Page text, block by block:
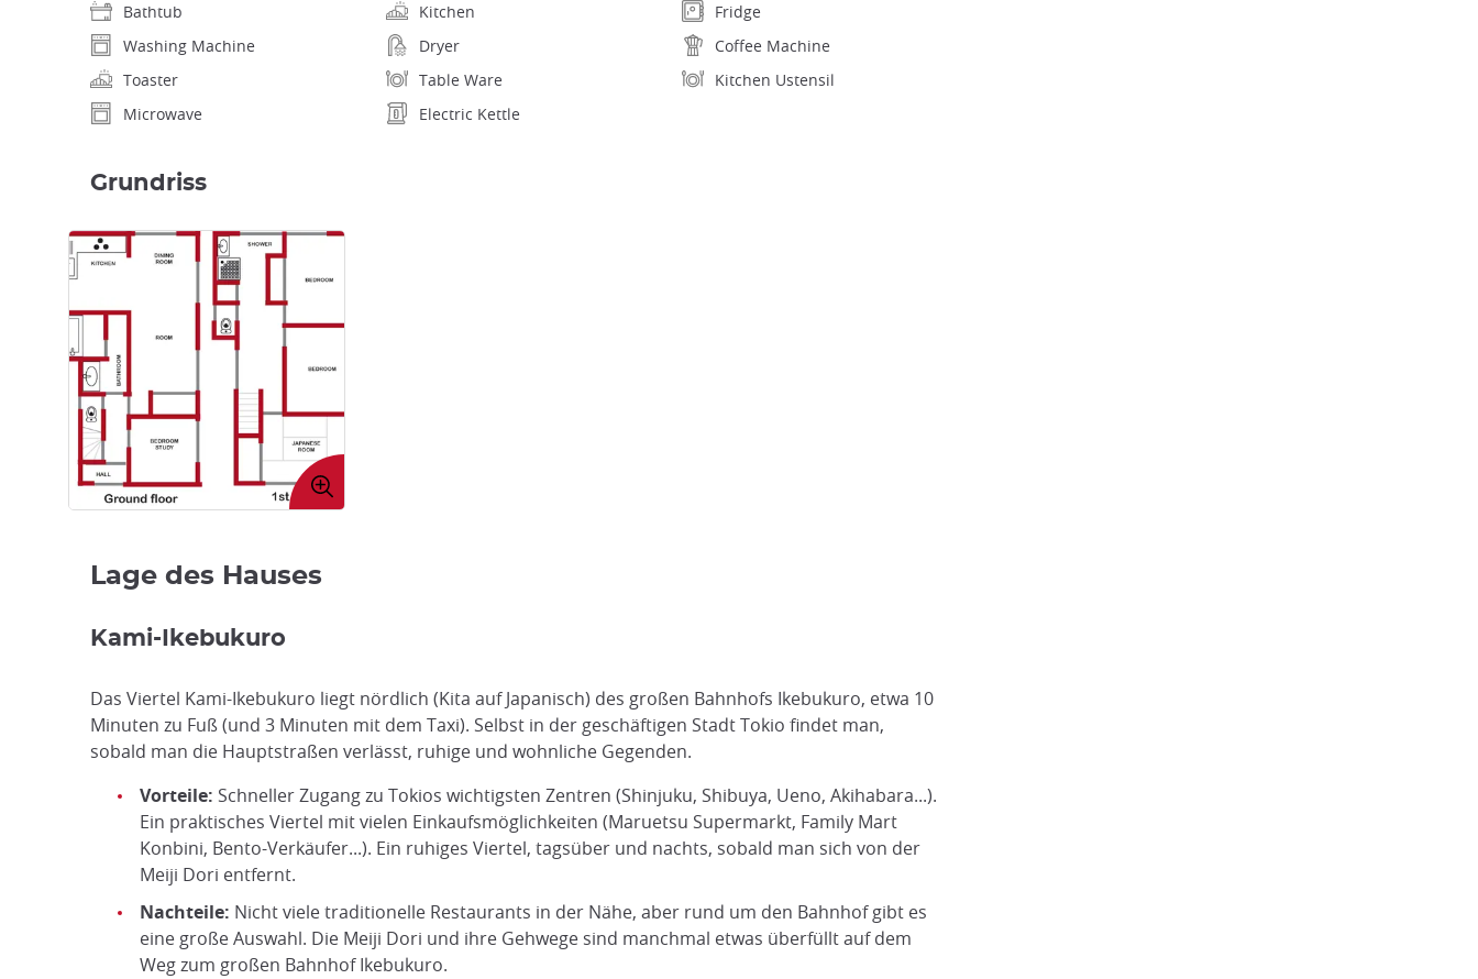
Bathtub Kitchen
Fridge
Washing Machine
Dryer
Coffee Machine
Toaster
Table Ware
Kitchen Ustensil
Microwave
Electric Kettle
Grundriss
Bild
vergrößern
Lage des Hauses
Kami-Ikebukuro
Das Viertel Kami-Ikebukuro liegt nördlich (Kita auf Japanisch) des großen Bahnhofs Ikebukuro, etwa 10
Minuten zu Fuß (und 3 Minuten mit dem Taxi). Selbst in der geschäftigen Stadt Tokio findet man,
sobald man die Hauptstraßen verlässt, ruhige und wohnliche Gegenden.
Vorteile: Schneller Zugang zu Tokios wichtigsten Zentren (Shinjuku, Shibuya, Ueno, Akihabara...).
Ein praktisches Viertel mit vielen Einkaufsmöglichkeiten (Maruetsu Supermarkt, Family Mart
Konbini, Bento-Verkäufer...). Ein ruhiges Viertel, tagsüber und nachts, sobald man sich von der
Meiji Dori entfernt.
Nachteile: Nicht viele traditionelle Restaurants in der Nähe, aber rund um den Bahnhof gibt es
eine große Auswahl. Die Meiji Dori und ihre Gehwege sind manchmal etwas überfüllt auf dem
Weg zum großen Bahnhof Ikebukuro.